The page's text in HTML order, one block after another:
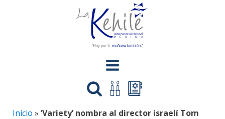
Inicio » ‘Variety’ nombra al director israelí Tom